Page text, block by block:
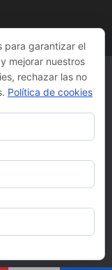
para garantizar el
mejorar nuestros
rechazar las no
Política de cookies